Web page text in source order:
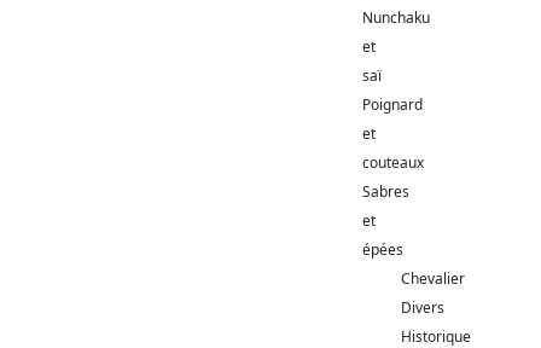
Nunchaku
et
saï
Poignard
et
couteaux
Sabres
et
épées
Chevalier
Divers
Historique